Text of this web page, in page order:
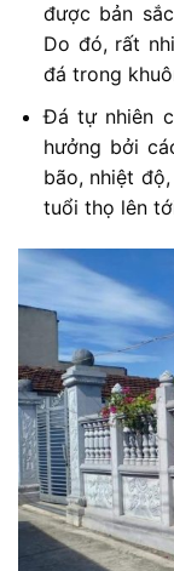
được bản
Do đó, rất
đá trong
Đá tự nhiên
hưởng bởi
bão, nhiệt
tuổi thọ lên